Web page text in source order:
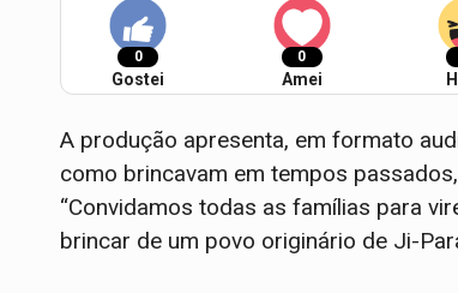
0
Gostei
0
Amei
A produção apresenta, em formato
como brincavam em tempos
“Convidamos todas as famílias para
brincar de um povo originário de Ji-